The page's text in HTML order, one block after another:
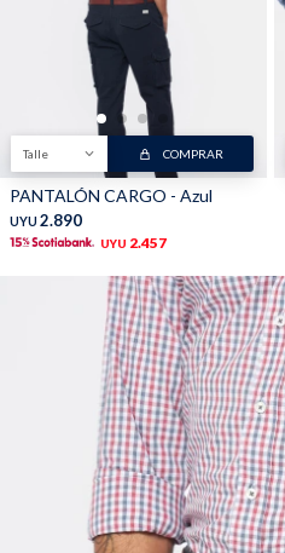
Talle COMPRAR
PANTALÓN CARGO - Azul
UYU 2.890
UYU 2.457